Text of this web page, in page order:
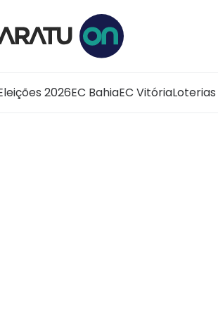
2026EC BahiaEC VitóriaLoterias